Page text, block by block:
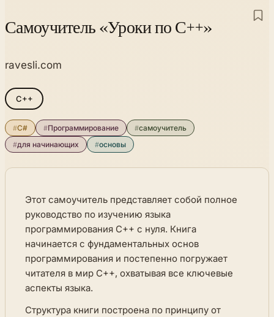
Самоучитель «Уроки по С++»
ravesli.com
C++
#C# #Программирование #самоучитель
#для начинающих #основы
Этот самоучитель представляет собой полное
руководство по изучению языка
программирования C++ с нуля. Книга
начинается с фундаментальных основ
программирования и постепенно погружает
читателя в мир C++, охватывая все ключевые
аспекты языка.
Структура книги построена по принципу от